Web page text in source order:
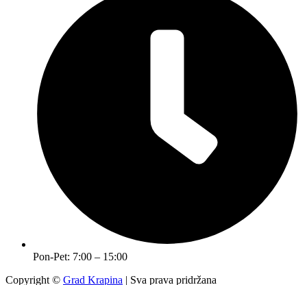
Pon-Pet: 7:00 – 15:00
Copyright © Grad Krapina | Sva prava pridržana